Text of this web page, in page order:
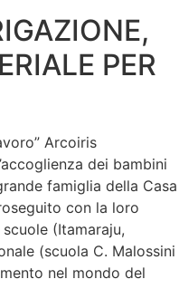
PER
Arcoiris
dei bambini
famiglia della Casa
con la loro
(Itamaraju,
(scuola C. Malossini
nel mondo del